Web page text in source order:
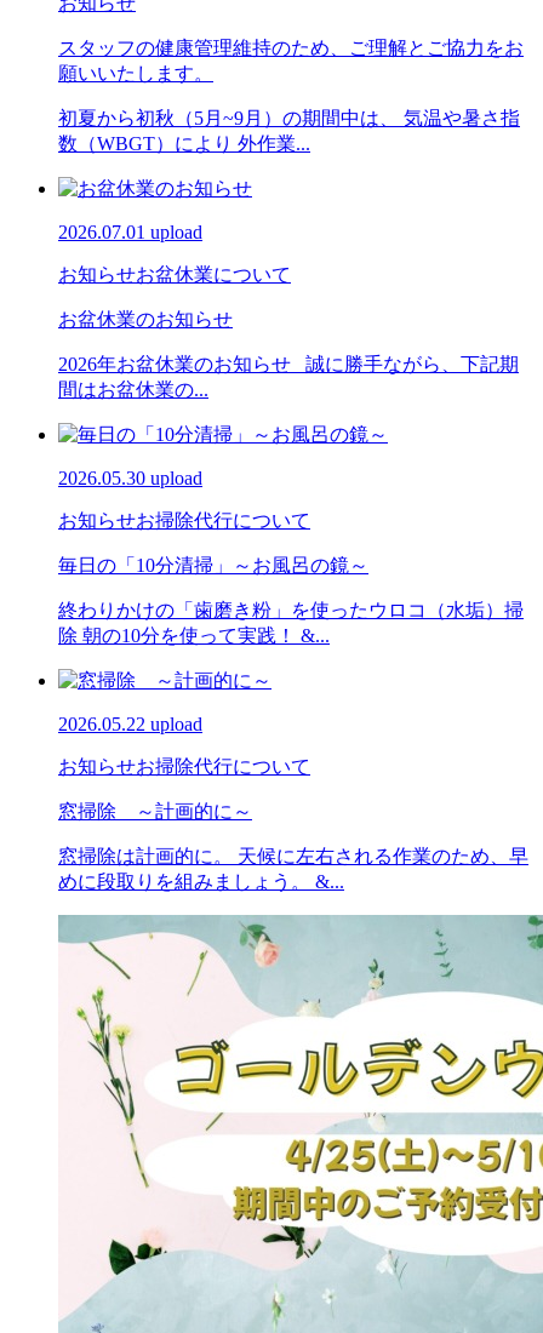
スタッフの健康管理維持のため、ご理解とご協力をお
願いいたします。
初夏から初秋（5月~9月）の期間中は、 気温や暑さ指
数（WBGT）により 外作業...
2026.07.01 upload
お知らせお盆休業について
お盆休業のお知らせ
2026年お盆休業のお知らせ 誠に勝手ながら、下記期
間はお盆休業の...
2026.05.30 upload
お知らせお掃除代行について
毎日の「10分清掃」～お風呂の鏡～
終わりかけの「歯磨き粉」を使ったウロコ（水垢）掃
除 朝の10分を使って実践！ &...
2026.05.22 upload
お知らせお掃除代行について
窓掃除 ～計画的に～
窓掃除は計画的に。 天候に左右される作業のため、早
めに段取りを組みましょう。 &...